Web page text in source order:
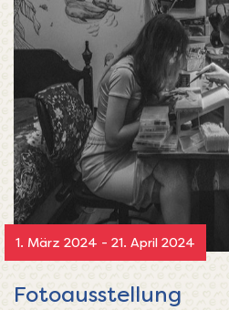
1. März 2024 - 21. April 2024
Fotoausstellung